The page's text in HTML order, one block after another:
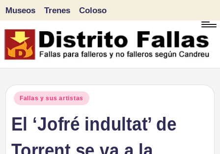
Saltar
al
Museos Trenes Coloso
Publicado
Fallas y sus artistas
El ‘Jofré indultat’ de